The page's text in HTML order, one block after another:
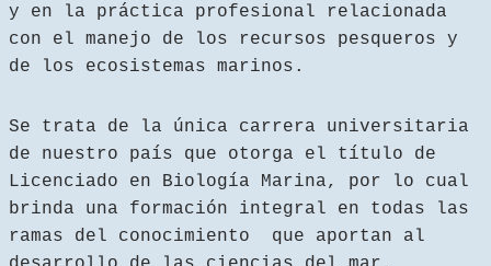
y en la práctica profesional relacionada
con el manejo de los recursos pesqueros y
de los ecosistemas marinos.
Se trata de la única carrera universitaria
de nuestro país que otorga el título de
Licenciado en Biología Marina, por lo cual
brinda una formación integral en todas las
ramas del conocimiento que aportan al